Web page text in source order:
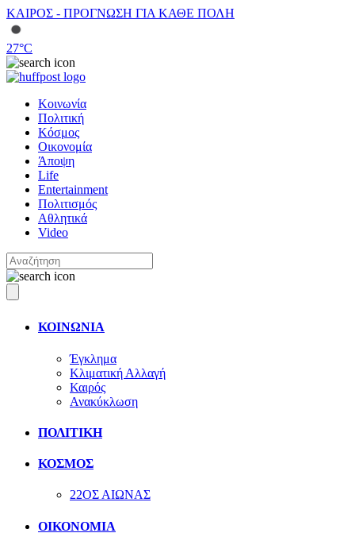
ΚΑΙΡΟΣ - ΠΡΟΓΝΩΣΗ ΓΙΑ ΚΑΘΕ ΠΟΛΗ
27°C
Κοινωνία
Πολιτική
Κόσμος
Οικονομία
Άποψη
Life
Entertainment
Πολιτισμός
Αθλητικά
Video
ΚΟΙΝΩΝΙΑ
Έγκλημα
Κλιματική Αλλαγή
Καιρός
Ανακύκλωση
ΠΟΛΙΤΙΚΗ
ΚΟΣΜΟΣ
22ΟΣ ΑΙΩΝΑΣ
ΟΙΚΟΝΟΜΙΑ